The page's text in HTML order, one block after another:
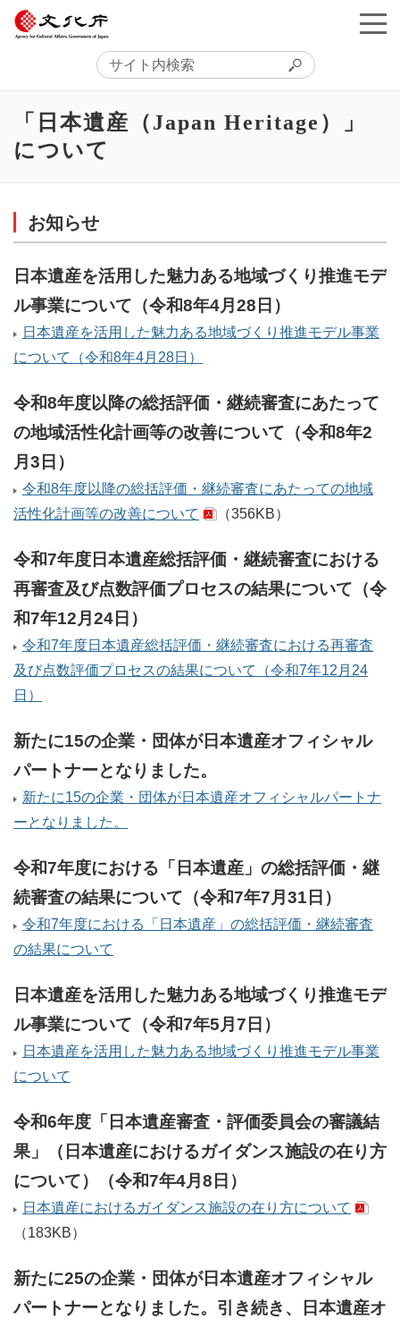
「日本遺産（Japan Heritage）」
について
お知らせ
日本遺産を活用した魅力ある地域づくり推進モデ
ル事業について（令和8年4月28日）
日本遺産を活用した魅力ある地域づくり推進モデル事業
について（令和8年4月28日）
令和8年度以降の総括評価・継続審査にあたって
の地域活性化計画等の改善について（令和8年2
月3日）
令和8年度以降の総括評価・継続審査にあたっての地域
活性化計画等の改善について
（356KB）
令和7年度日本遺産総括評価・継続審査における
再審査及び点数評価プロセスの結果について（令
和7年12月24日）
令和7年度日本遺産総括評価・継続審査における再審査
及び点数評価プロセスの結果について（令和7年12月24
日）
新たに15の企業・団体が日本遺産オフィシャル
パートナーとなりました。
新たに15の企業・団体が日本遺産オフィシャルパートナ
ーとなりました。
令和7年度における「日本遺産」の総括評価・継
続審査の結果について（令和7年7月31日）
令和7年度における「日本遺産」の総括評価・継続審査
の結果について
日本遺産を活用した魅力ある地域づくり推進モデ
ル事業について（令和7年5月7日）
日本遺産を活用した魅力ある地域づくり推進モデル事業
について
令和6年度「日本遺産審査・評価委員会の審議結
果」（日本遺産におけるガイダンス施設の在り方
について）（令和7年4月8日）
日本遺産におけるガイダンス施設の在り方について
（183KB）
新たに25の企業・団体が日本遺産オフィシャル
パートナーとなりました。引き続き、日本遺産オ